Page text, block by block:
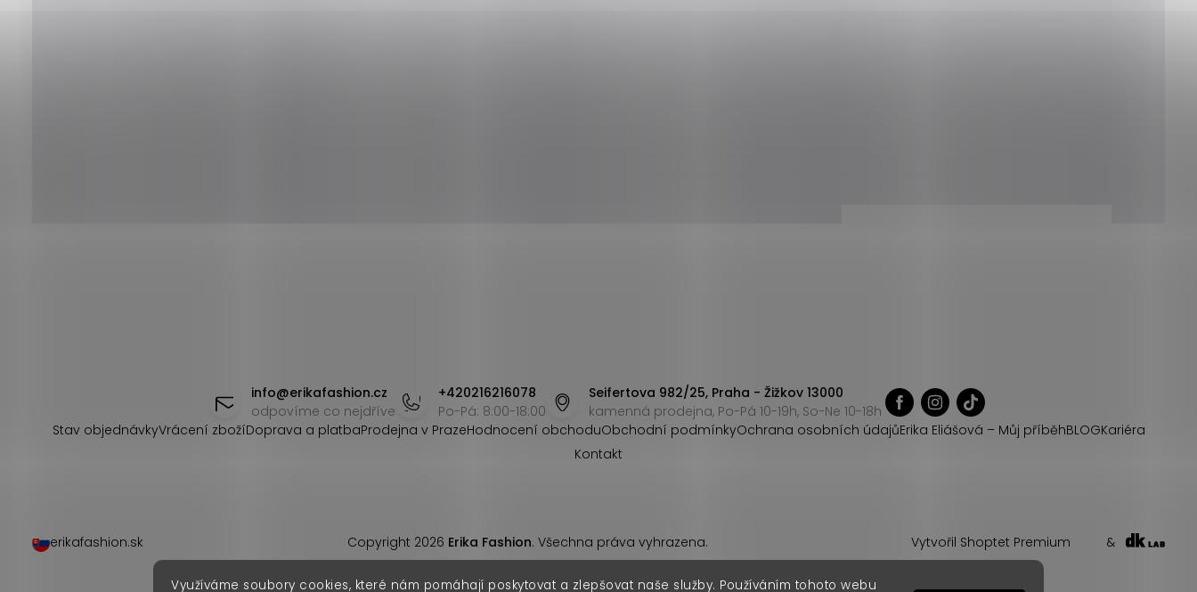
Využíváme soubory cookies, které nám pomáhají poskytovat a zlepšovat naše služby. Používáním tohoto webu
info@erikafashion.cz
odpovíme co nejdříve
+420216216078
Po-Pá: 8:00-18:00
Seifertova 982/25, Praha - Žižkov 13000
kamenná prodejna, Po-Pá 10-19h, So-Ne 10-18h
Stav objednávkyVrácení zbožíDoprava a platbaProdejna v PrazeHodnocení obchoduObchodní podmínkyOchrana osobních údajůErika Eliášová – Můj příběhBLOGKariéra
Kontakt
Vytvořil Shoptet Premium &
Copyright 2026 Erika Fashion. Všechna práva vyhrazena.
erikafashion.sk